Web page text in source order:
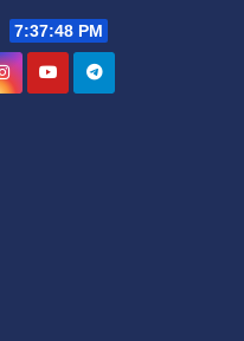
7:37:49 PM